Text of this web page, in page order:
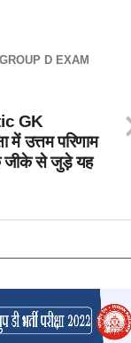
D EXAM
GK
में उत्तम परिणाम
जीके से जुड़े यह